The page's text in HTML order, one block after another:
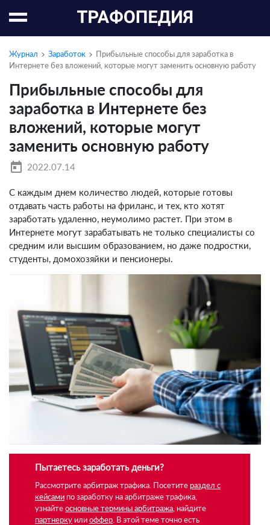
Журнал Заработок
Прибыльные способы для заработка в
Интернете без вложений, которые могут заменить основную работу
Прибыльные способы для
заработка в Интернете без
вложений, которые могут
заменить основную работу
today 2022.07.14
С каждым днем количество людей, которые готовы
отдавать часть работы на фриланс, и тех, кто хотят
заработать удаленно, неумолимо растет. При этом в
Интернете могут зарабатывать не только специалисты со
средним или высшим образованием, но даже подростки,
студенты, домохозяйки и пенсионеры.
Пытаетесь заработать деньги?
Рассмотрите арбитраж трафика. Посетите раздел с
кейсами по заработку на арбитраже трафика,
узнайтеосновные термины арбитража , найдите
партнерку илиоффер . В этой теме точно есть